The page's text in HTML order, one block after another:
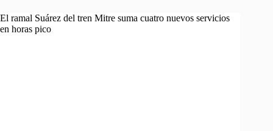
El ramal Suárez del tren Mitre suma cuatro nuevos servicios
en horas pico